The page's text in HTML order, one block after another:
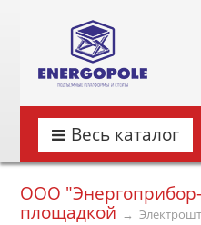
Весь каталог
ООО
площадкой →